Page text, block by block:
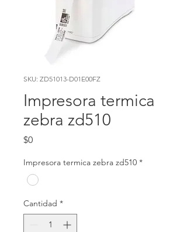
SKU: ZD51013-D01E00FZ
Impresora termica
zebra zd510
$0Precio
Impresora termica zebra zd510 *
Cantidad *